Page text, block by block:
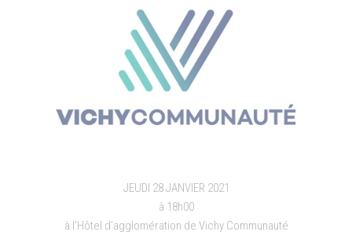
JEUDI 28 JANVIER 2021
à 18h00
à l’Hôtel d’agglomération de Vichy Communauté